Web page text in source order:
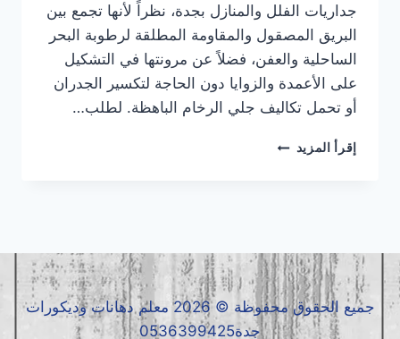
جداريات الفلل والمنازل بجدة، نظراً لأنها تجمع بين
البريق المصقول والمقاومة المطلقة لرطوبة البحر
الساحلية والعفن، فضلاً عن مرونتها في التشكيل
على الأعمدة والزوايا دون الحاجة لتكسير الجدران
أو تحمل تكاليف جلي الرخام الباهظة. لطلب…
إقرأ المزيد تركيب
بديل
الرخام
جده
|
بديل
جميع الحقوق محفوظة © 2026 معلم دهانات وديكورات
جدة0536399425